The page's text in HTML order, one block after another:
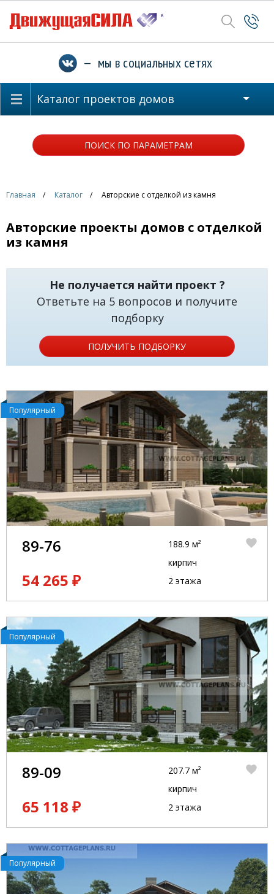
— мы в социальных сетях
Каталог проектов домов
ПОИСК ПО ПАРАМЕТРАМ
Главная Каталог Авторские с отделкой из камня
Авторские проекты домов с отделкой
из камня
Не получается найти проект ?
Ответьте на 5 вопросов и получите
подборку
ПОЛУЧИТЬ ПОДБОРКУ
Популярный
89-76
54 265 ₽
188.9 м²
кирпич
2 этажа
Популярный
89-09
65 118 ₽
207.7 м²
кирпич
2 этажа
Популярный